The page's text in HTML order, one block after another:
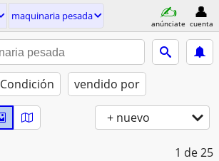
maquinaria pesada
anúnciate cuenta
Condición vendido por
+ nuevo
1 de 25